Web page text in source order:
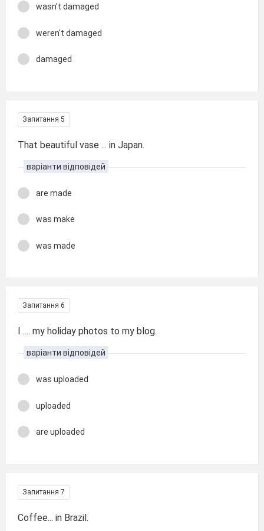
wasn't damaged
weren't damaged
damaged
Запитання 5
That beautiful vase ... in Japan.
варіанти відповідей
are made
was make
was made
Запитання 6
I .... my holiday photos to my blog.
варіанти відповідей
was uploaded
uploaded
are uploaded
Запитання 7
Coffee... in Brazil.